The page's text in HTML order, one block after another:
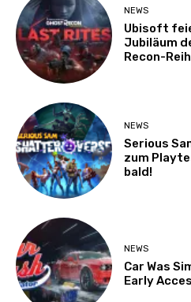
NEWS
Ubisoft
Jubiläum
Recon-
NEWS
Serious
zum
bald!
NEWS
Car Was
Early